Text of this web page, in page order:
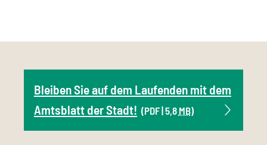
Bleiben Sie auf dem Laufenden mit dem
Amtsblatt der Stadt! (PDF | 5,8 MB)